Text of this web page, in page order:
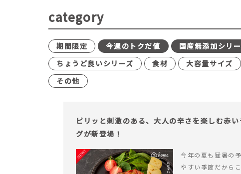
category
期間限定 今週のトクだ値 国産無添加シリ
ちょうど良いシリーズ
食材 大容量サイズ
その他
ピリッと刺激のある、大人の辛さを楽しむ赤
グが新登場！
今年の夏も猛暑の
やすい季節だから